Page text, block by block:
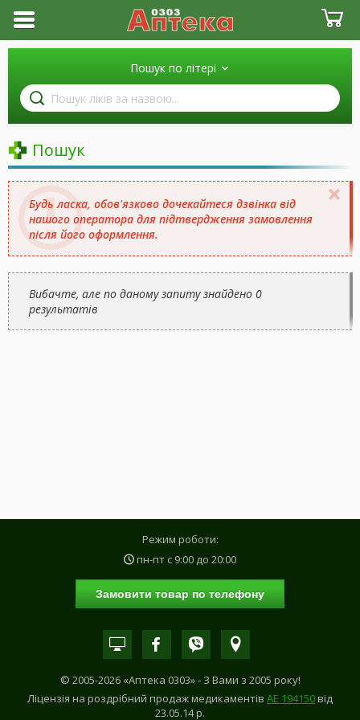
Пошук по літері
Пошук
ліків
за
Пошук
Будь ласка, обов'язково дочекайтеся дзвінка від
нашого оператора для підтвердження замовлення
після його оформлення.
Вибачте, але по даному запиту знайдено 0
результатів
Режим роботи:
пн-пт с 9:00 до 20:00
Замовити товар по телефону
© 2005-2026 «Аптека 0303» - З Вами з 2005 року!
Ліцензія на роздрібний продаж медикаментів АE 194150від
23.05.14 р.